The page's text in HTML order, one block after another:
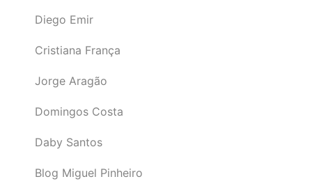
Diego Emir
Cristiana França
Jorge Aragão
Domingos Costa
Daby Santos
Blog Miguel Pinheiro